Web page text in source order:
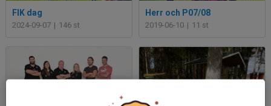
FIK dag
2024-09-07 | 146 st
Herr och P07/08
2019-06-10 | 11 st